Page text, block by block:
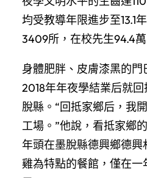
均受教導年限進步至13.1
3409所，在校先生94.4萬
身體肥胖、皮膚漆黑的門
2018年年夜學結業后就
脫縣。“回抵家鄉后，我
工場。”他說，看抵家鄉
年頭在墨脫縣德興鄉德
雞為特點的餐館，僅在